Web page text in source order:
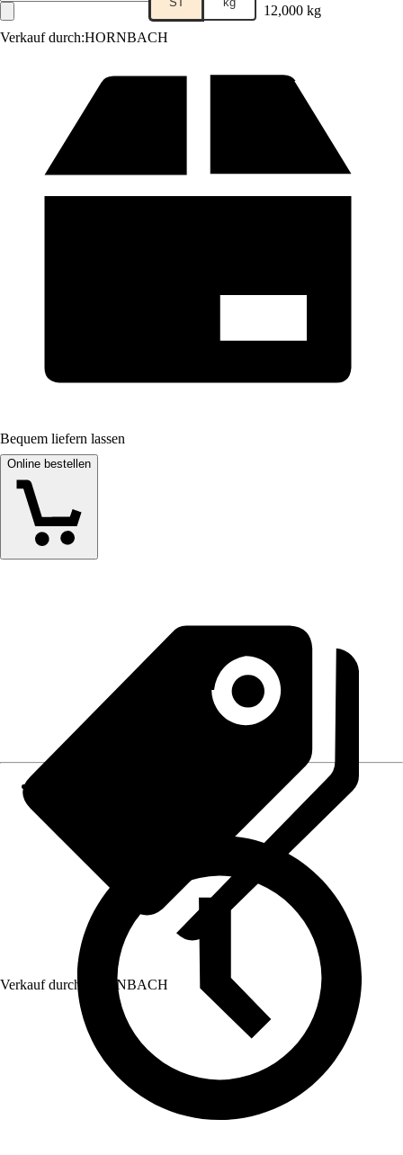
Verkauf durch:HORNBACH
12,000 kg
Bequem liefern lassen
Online bestellen
Verkauf durch: HORNBACH